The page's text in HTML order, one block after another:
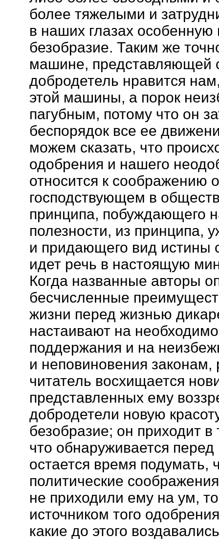
более тяжелыми и
в наших глазах
безобразие. Таким же
машине, представляющей
добродетель нравится
этой машины, а порок
пагубным, потому что он
беспорядок все ее
можем сказать, что
одобрения и нашего
относится к соображению
господствующем в
принципа, побуждающего
полезности, из принципа,
и придающего вид истины
идет речь в настоящую
Когда названные авторы
бесчисленные
жизни перед жизнью
настаивают на
поддержания и на
и неповиновения
читатель восхищается
представленных ему
добродетели новую
безобразие; он приходит в
что обнаруживается
остается время подумать,
политические
не приходили ему на ум,
источником того
какие до этого